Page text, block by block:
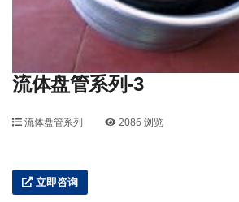
流体盘管系列-3
流体盘管系列 2086 浏览
立即咨询